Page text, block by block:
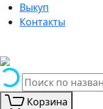
Выкуп
Контакты
Корзина